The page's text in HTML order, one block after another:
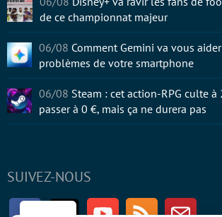
SUIVEZ-NOUS
FacebookTwitter Youtube RSS
de ce championnat majeur
06/08 Comment Gemini va vous
problèmes de votre smartphone
06/08 Steam : cet action-RPG culte
passer à 0 €, mais ça ne durera pas